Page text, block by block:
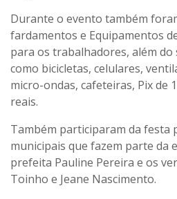
Durante o evento também
fardamentos e Equipamentos
para os trabalhadores, além
como bicicletas, celulares,
micro-ondas, cafeteiras, Pix de
reais.
Também participaram da festa
municipais que fazem parte da
prefeita Pauline Pereira e os
Toinho e Jeane Nascimento.